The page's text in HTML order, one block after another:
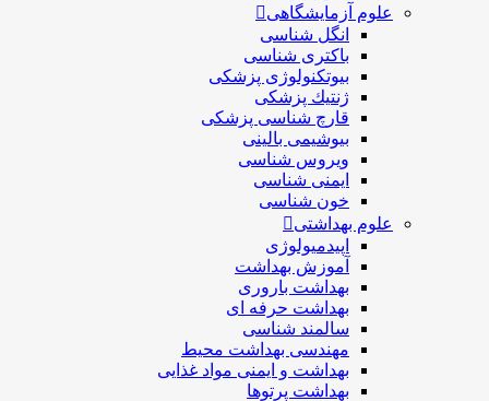
علوم آزمایشگاهی
انگل شناسی
باکتری شناسی
بیوتکنولوژی پزشکی
ژنتيك پزشکی
قارچ شناسی پزشكی
بیوشیمی بالینی
ویروس شناسی
ایمنی شناسی
خون شناسی
علوم بهداشتی
اپیدمیولوژی
آموزش بهداشت
بهداشت باروری
بهداشت حرفه ای
سالمند شناسی
مهندسی بهداشت محيط
بهداشت و ایمنی مواد غذایی
بهداشت پرتوها